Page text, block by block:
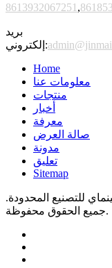
8613932067251 ,
بريد
إلكتروني:
Home
معلومات عنا
منتجات
أخبار
معرفة
صالة العرض
مدونة
تعليق
Sitemap
للتصنيع المحدودة.
جميع الحقوق محفوظة.